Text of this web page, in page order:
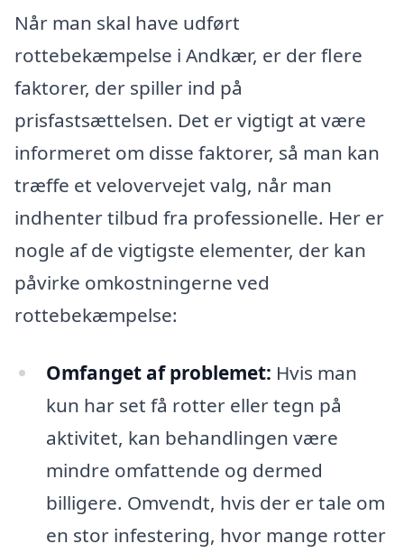
Når man skal have udført
rottebekæmpelse i Andkær, er der flere
faktorer, der spiller ind på
prisfastsættelsen. Det er vigtigt at være
informeret om disse faktorer, så man kan
træffe et velovervejet valg, når man
indhenter tilbud fra professionelle. Her er
nogle af de vigtigste elementer, der kan
påvirke omkostningerne ved
rottebekæmpelse:
Omfanget af problemet: Hvis man
kun har set få rotter eller tegn på
aktivitet, kan behandlingen være
mindre omfattende og dermed
billigere. Omvendt, hvis der er tale om
en stor infestering, hvor mange rotter